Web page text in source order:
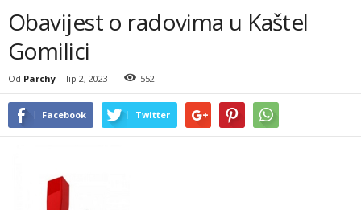
Obavijest o radovima u Kaštel
Gomilici
Od Parchy - lip 2, 2023 552
Facebook Twitter